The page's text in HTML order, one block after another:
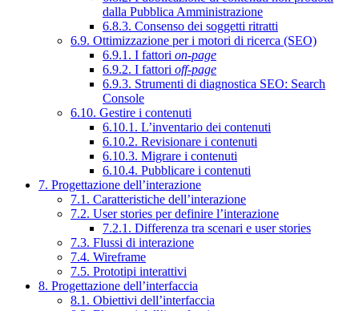
dalla Pubblica Amministrazione
6.8.3. Consenso dei soggetti ritratti
6.9. Ottimizzazione per i motori di ricerca (SEO)
6.9.1. I fattori on-page
6.9.2. I fattori off-page
6.9.3. Strumenti di diagnostica SEO: Search
Console
6.10. Gestire i contenuti
6.10.1. L’inventario dei contenuti
6.10.2. Revisionare i contenuti
6.10.3. Migrare i contenuti
6.10.4. Pubblicare i contenuti
7. Progettazione dell’interazione
7.1. Caratteristiche dell’interazione
7.2. User stories per definire l’interazione
7.2.1. Differenza tra scenari e user stories
7.3. Flussi di interazione
7.4. Wireframe
7.5. Prototipi interattivi
8. Progettazione dell’interfaccia
8.1. Obiettivi dell’interfaccia